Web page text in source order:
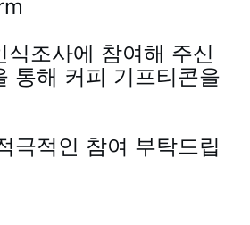
식조사에 참여해 주신
통해 커피 기프티콘을
극적인 참여 부탁드립